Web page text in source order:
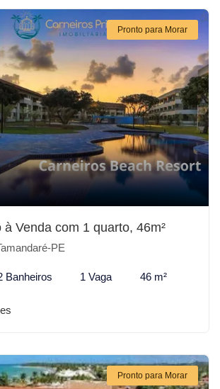
Pronto para Morar
Venda com 1 quarto, 46m²
PE
Banheiros 1 Vaga 46 m²
Pronto para Morar